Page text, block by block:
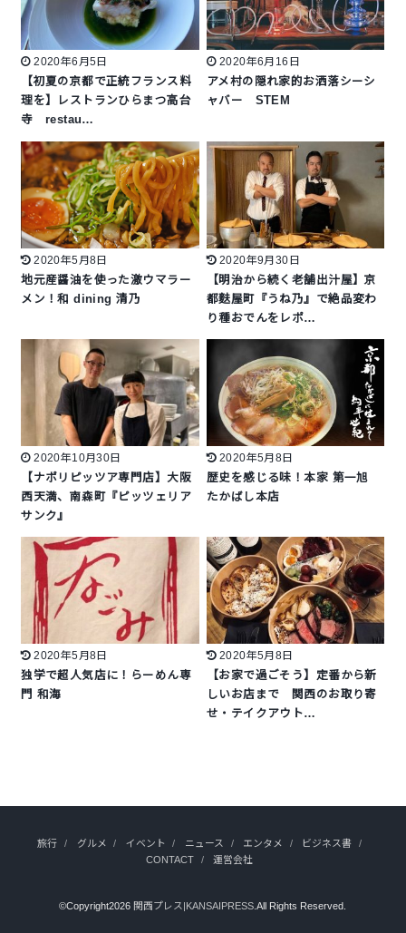
2020年6月5日
【初夏の京都で正統フランス料
理を】レストランひらまつ高台
寺 restau…
2020年6月16日
アメ村の隠れ家的お洒落シーシ
ャバー STEM
2020年5月8日
地元産醤油を使った激ウマラー
メン！和 dining 清乃
2020年9月30日
【明治から続く老舗出汁屋】京
都麩屋町『うね乃』で絶品変わ
り種おでんをレポ…
2020年10月30日
【ナポリピッツア専門店】大阪
西天満、南森町『ピッツェリア
サンク』
2020年5月8日
歴史を感じる味！本家 第一旭
たかばし本店
2020年5月8日
独学で超人気店に！らーめん専
門 和海
2020年5月8日
【お家で過ごそう】定番から新
しいお店まで 関西のお取り寄
せ・テイクアウト…
旅行 グルメ イベント ニュース エンタメ
ビジネス書
CONTACT
運営会社
©Copyright2026 関西プレス|KANSAIPRESS .All Rights Reserved.